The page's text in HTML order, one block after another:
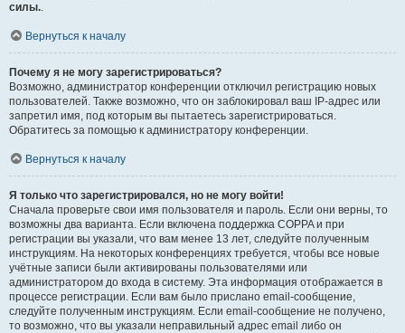
силы..
Вернуться к началу
Почему я не могу зарегистрироваться?
Возможно, администратор конференции отключил регистрацию новых
пользователей. Также возможно, что он заблокировал ваш IP-адрес или
запретил имя, под которым вы пытаетесь зарегистрироваться.
Обратитесь за помощью к администратору конференции.
Вернуться к началу
Я только что зарегистрировался, но не могу войти!
Сначала проверьте свои имя пользователя и пароль. Если они верны, то
возможны два варианта. Если включена поддержка COPPA и при
регистрации вы указали, что вам менее 13 лет, следуйте полученным
инструкциям. На некоторых конференциях требуется, чтобы все новые
учётные записи были активированы пользователями или
администратором до входа в систему. Эта информация отображается в
процессе регистрации. Если вам было прислано email-сообщение,
следуйте полученным инструкциям. Если email-сообщение не получено,
то возможно, что вы указали неправильный адрес email либо он